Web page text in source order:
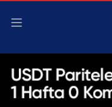
Open main menu